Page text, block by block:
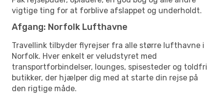
vigtige ting for at forblive afslappet og underholdt.
Afgang: Norfolk Lufthavne
Travellink tilbyder flyrejser fra alle større lufthavne i
Norfolk. Hver enkelt er veludstyret med
transportforbindelser, lounges, spisesteder og toldfri
butikker, der hjælper dig med at starte din rejse på
den rigtige måde.